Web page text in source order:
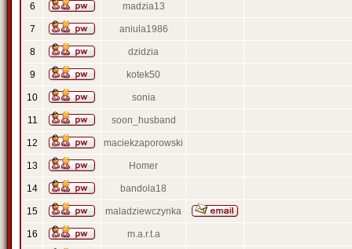
6 madzia13
7 aniula1986
8 dzidzia
9 kotek50
10 sonia
11 soon_husband
12 maciekzaporowski
13 Homer
14 bandola18
15 maladziewczynka
16 m.a.r.t.a